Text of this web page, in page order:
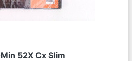
52X Cx Slim